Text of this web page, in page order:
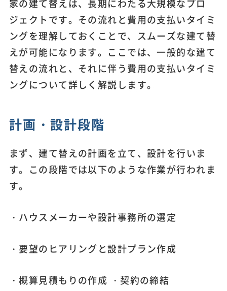
家の建て替えは、長期にわたる大規模なプロ
ジェクトです。その流れと費用の支払いタイミ
ングを理解しておくことで、スムーズな建て替
えが可能になります。ここでは、一般的な建て
替えの流れと、それに伴う費用の支払いタイミ
ングについて詳しく解説します。
計画・設計段階
まず、建て替えの計画を立て、設計を行いま
す。この段階では以下のような作業が行われま
す。
・ハウスメーカーや設計事務所の選定
・要望のヒアリングと設計プラン作成
・概算見積もりの作成 ・契約の締結